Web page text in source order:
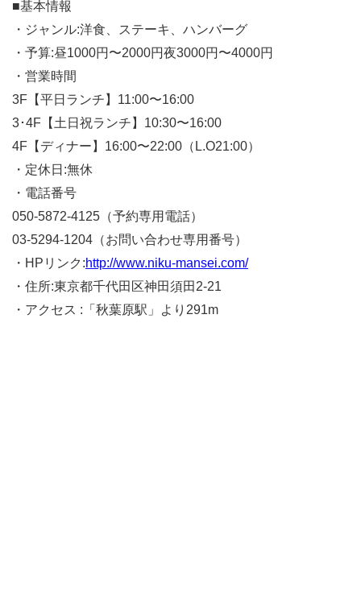
■基本情報
・ジャンル:洋食、ステーキ、ハンバーグ
・予算:昼1000円〜2000円夜3000円〜4000円
・営業時間
3F【平日ランチ】11:00〜16:00
3･4F【土日祝ランチ】10:30〜16:00
4F【ディナー】16:00〜22:00（L.O21:00）
・定休日:無休
・電話番号
050-5872-4125（予約専用電話）
03-5294-1204（お問い合わせ専用番号）
・HPリンク:http://www.niku-mansei.com/
・住所:東京都千代田区神田須田2-21
・アクセス :「秋葉原駅」より291m